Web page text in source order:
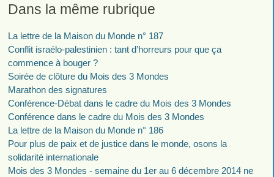
Dans la même rubrique
La lettre de la Maison du Monde n° 187
Conflit israélo-palestinien : tant d’horreurs pour que ça
commence à bouger ?
Soirée de clôture du Mois des 3 Mondes
Marathon des signatures
Conférence-Débat dans le cadre du Mois des 3 Mondes
Conférence dans le cadre du Mois des 3 Mondes
La lettre de la Maison du Monde n° 186
Pour plus de paix et de justice dans le monde, osons la
solidarité internationale
Mois des 3 Mondes - semaine du 1er au 6 décembre 2014 ne